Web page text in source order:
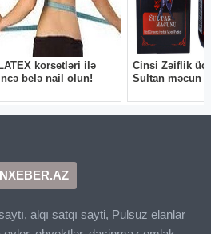
alqı satqı sayti, Pulsuz elanlar